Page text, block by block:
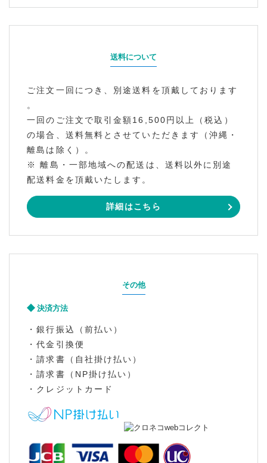
送料について
ご注文一回につき、別途送料を頂戴しております
。
一回のご注文で取引金額16,500円以上（税込）
の場合、送料無料とさせていただきます（沖縄・
離島は除く）。
※ 離島・一部地域への配送は、送料以外に別途
配送料金を頂戴いたします。
詳細はこちら
その他
決済方法
・銀行振込（前払い）
・代金引換便
・請求書（自社掛け払い）
・請求書（NP掛け払い）
・クレジットカード